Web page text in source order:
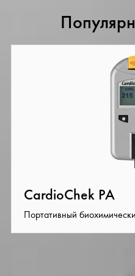
CardioChek PA
Портативный